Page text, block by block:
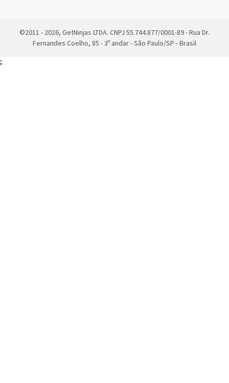
©2011 - 2026, GetNinjas LTDA. CNPJ 55.744.877/0001-89 - Rua Dr.
Fernandes Coelho, 85 - 3º andar - São Paulo/SP - Brasil
;